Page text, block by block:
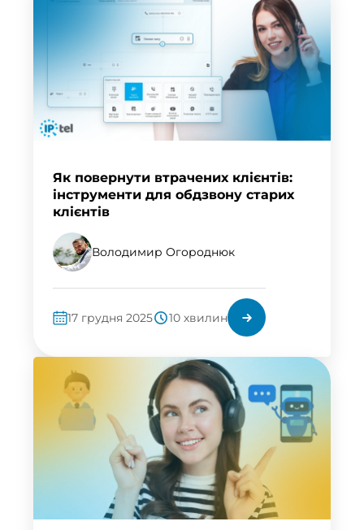
Як повернути втрачених клієнтів:
інструменти для обдзвону старих
клієнтів
Володимир Огороднюк
17 грудня 2025 10 хвилин